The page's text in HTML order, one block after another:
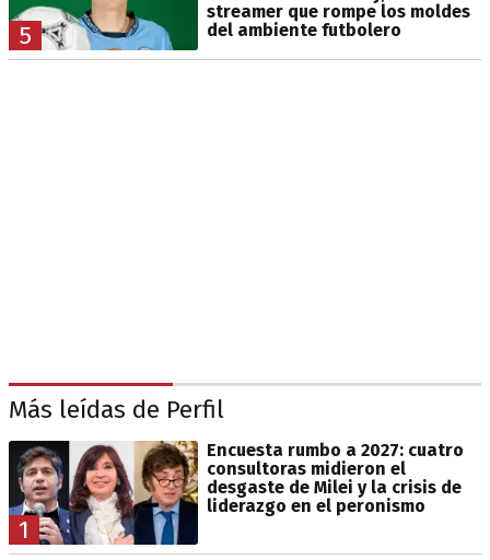
5
streamer que rompe los moldes
del ambiente futbolero
Más leídas de Perfil
1
Encuesta rumbo a 2027: cuatro
consultoras midieron el
desgaste de Milei y la crisis de
liderazgo en el peronismo